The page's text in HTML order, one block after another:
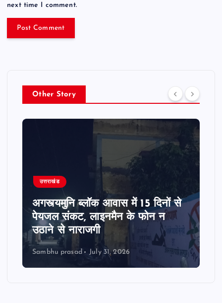
next time I comment.
Other Story
उत्तराखंड
अगस्त्यमुनि ब्लॉक आवास में 15 दिनों से
पेयजल संकट, लाइनमैन के फोन न
उठाने से नाराजगी
Sambhu prasad July 31, 2026